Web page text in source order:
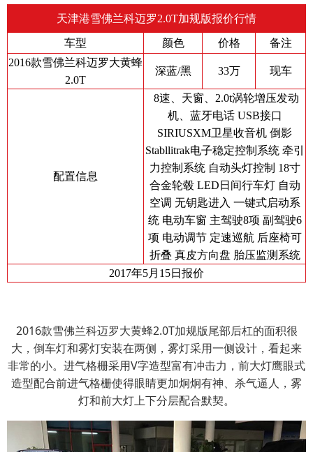
天津港雪佛兰科迈罗2.0T加规版报价行情
车型 颜色 价格
备注
2016款雪佛兰科迈罗大黄蜂
2.0T
深蓝/黑 33万 现车
配置信息
8速、天窗、2.0t涡轮增压发动
机、蓝牙电话 USB接口
SIRIUSXM卫星收音机 倒影
Stabllitrak电子稳定控制系统 牵引
力控制系统 自动头灯控制 18寸
合金轮毂 LED日间行车灯 自动
空调 无钥匙进入 一键式启动系
统 电动车窗 主驾驶8项 副驾驶6
项 电动调节 定速巡航 后座椅可
折叠 真皮方向盘 胎压监测系统
2017年5月15日报价
2016款雪佛兰科迈罗大黄蜂2.0T加规版尾部后杠的面积很
大，倒车灯和雾灯安装在两侧，雾灯采用一侧设计，看起来
非常的小。进气格栅采用V字造型富有冲击力，前大灯鹰眼式
造型配合前进气格栅使得眼睛更加炯炯有神、杀气逼人，雾
灯和前大灯上下分层配合默契。